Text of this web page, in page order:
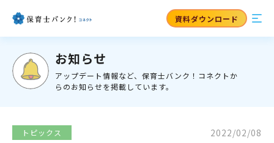
資料ダウンロード
お知らせ
アップデート情報など、保育士バンク！コネクトか
らのお知らせを掲載しています。
トピックス 2022/02/08